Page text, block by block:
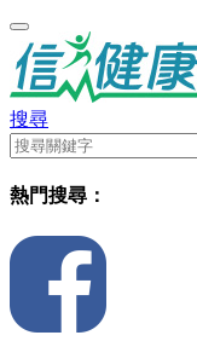
搜尋
熱門搜尋：